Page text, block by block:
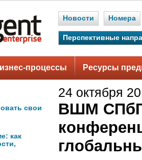
Новости Номера
Перспективные
процессы Ресурсы
свои
как
24 октября
ВШМ